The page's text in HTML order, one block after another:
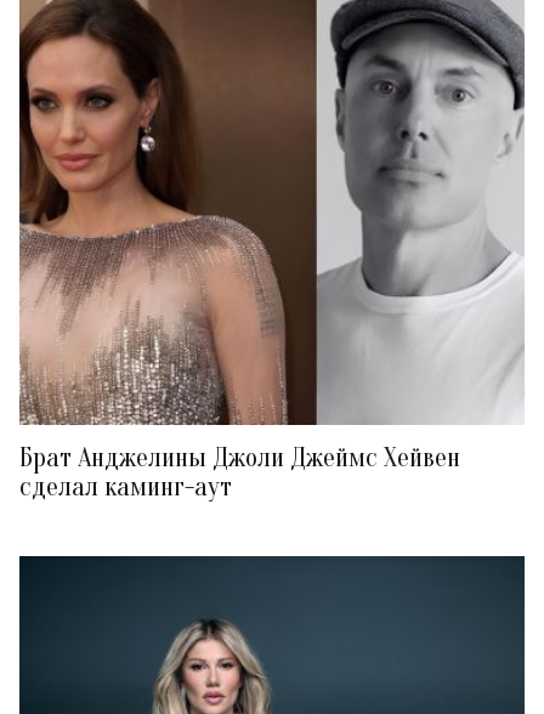
Брат Анджелины Джоли Джеймс Хейвен
сделал каминг-аут